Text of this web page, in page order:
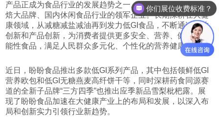
产品正成为食品行业的发展趋势之一。盼盼食品作为国民烘
焙大品牌、国内休闲食品行业的领军企业。长期深耕在大健
康领域，从减糖减盐减油再到发力低GI食品，不断通过科技
创新和产品创新，为消费者提供更多安全、营养、健康的功
能性食品，满足人民群众多元化、个性化的营养健康需求。
近日，盼盼食品推出多款低GI系列产品，其中包括领鲜低GI
营养欧包和低GI无糖燕麦高纤饼干等，同时深耕药食同源赛
道的全新子品牌“三方四季”也推出应季新品雪梨枇杷露。展
现了盼盼食品加速在大健康产业上的布局和发展，以深入布
局和创新实力引领行业新趋势。
你们展位收费标准？